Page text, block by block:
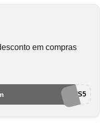
em compras
EUAMOCUPONS5